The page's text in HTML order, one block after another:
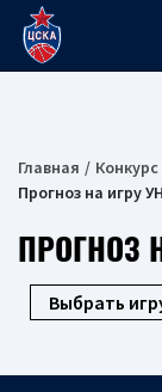
Главная
Прогноз на игру
ПРОГНОЗ